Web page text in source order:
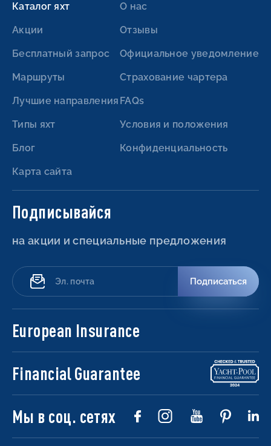
Каталог яхт
Акции
Бесплатный запрос
Маршруты
Лучшие направления
Типы яхт
Блог
Карта сайта
О нас
Отзывы
Официальное уведомление
Страхование чартера
FAQs
Условия и положения
Конфиденциальность
Подписывайся
на акции и специальные предложения
Подписаться
European Insurance
Financial Guarantee
Мы в соц. сетях